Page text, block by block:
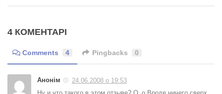
4 КОМЕНТАРІ
Comments 4 Pingbacks 0
Анонім
24.06.2008 о 19:53